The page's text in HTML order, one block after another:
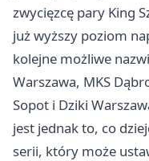
zwycięzcę pary King
już wyższy poziom
kolejne możliwe
Warszawa, MKS
Sopot i Dziki
jest jednak to, co
serii, który może